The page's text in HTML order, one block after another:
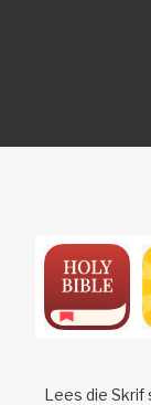
Lees die Skrif